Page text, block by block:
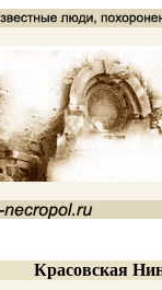
Красовская